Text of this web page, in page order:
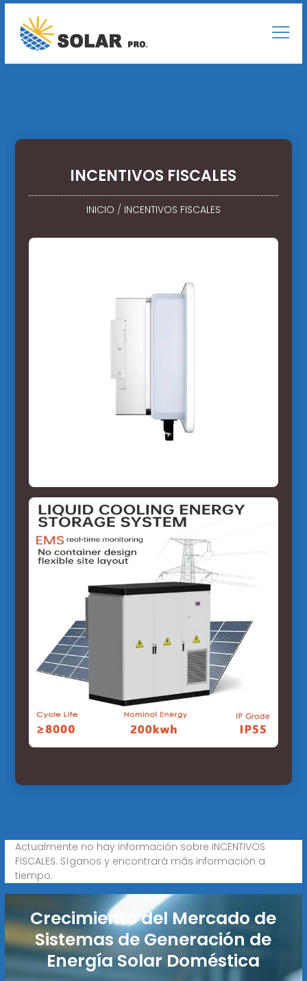
INCENTIVOS FISCALES
INICIO / INCENTIVOS FISCALES
Actualmente no hay información sobre INCENTIVOS
FISCALES. Síganos y encontrará más información a
tiempo.
Crecimiento del Mercado de
Sistemas de Generación de
Energía Solar Doméstica